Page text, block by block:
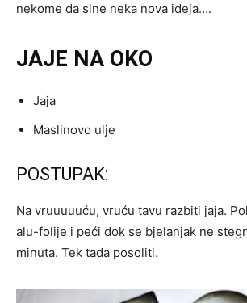
nekome da sine neka nova ideja….
JAJE NA OKO
Jaja
Maslinovo ulje
POSTUPAK:
Na vruuuuuću, vruću tavu razbiti jaja.
alu-folije i peći dok se bjelanjak ne
minuta. Tek tada posoliti.